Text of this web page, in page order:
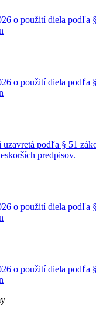
o použití diela podľa
o použití diela podľa
podľa § 51
predpisov.
o použití diela podľa
o použití diela podľa